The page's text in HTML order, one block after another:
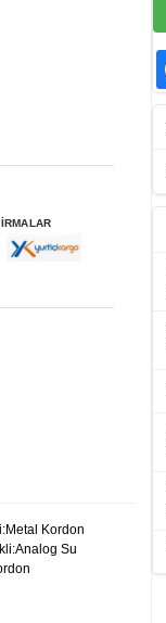
Kordon
Su